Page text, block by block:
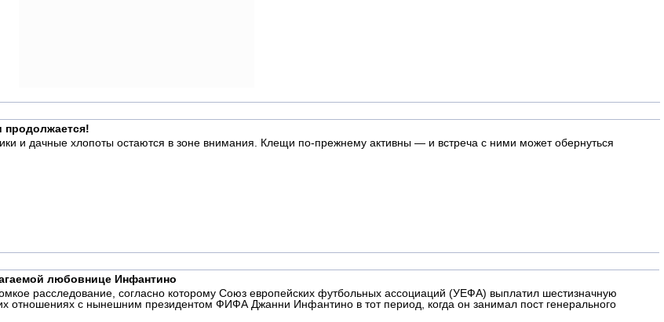
продолжается!
и дачные хлопоты остаются в зоне внимания. Клещи по-прежнему активны — и встреча с ними может обернуться
любовнице Инфантино
расследование, согласно которому Союз европейских футбольных ассоциаций (УЕФА) выплатил шестизначную
отношениях с нынешним президентом ФИФА Джанни Инфантино в тот период, когда он занимал пост генерального